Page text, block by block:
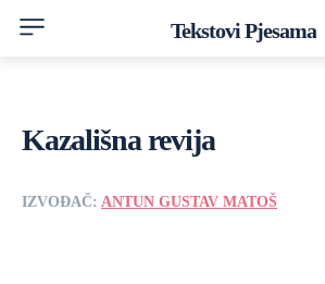
Tekstovi Pjesama
Kazališna revija
IZVOĐAČ: ANTUN GUSTAV MATOŠ